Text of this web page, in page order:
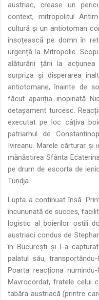
austriac, crease un
context, mitropolitul
cultură și un antiotoman
însoțească pe domn în
urgență la Mitropolie.
alăturării țării la acțiunea
surpriza și disperarea
antiotomane, înainte de
făcut apariția inopinată
detașament turcesc.
executat pe loc câțiva
patriarhul de
Ivireanu. Marele cărturar
mănăstirea Sfânta
pe drum de escorta de
Tundja.
Lupta a continuat însă.
încununată de succes,
logistic al boierilor ostili
austriaci condus de
în București și l-a
palatul său,
Poarta reacționa
Mavrocordat, fratele celui
tabăra austriacă (printre